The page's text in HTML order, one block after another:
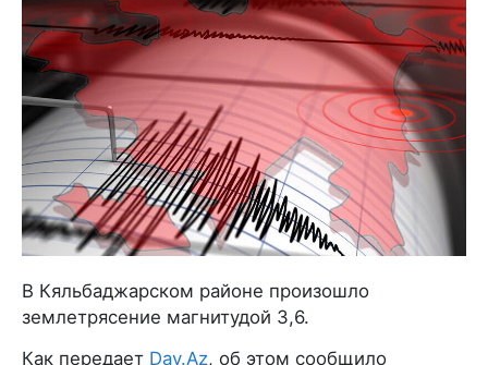
В Кяльбаджарском районе произошло
землетрясение магнитудой 3,6.
Как передает Day.Az, об этом сообщило